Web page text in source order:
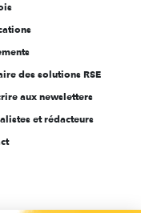
des solutions RSE
aux newsletters
et rédacteurs